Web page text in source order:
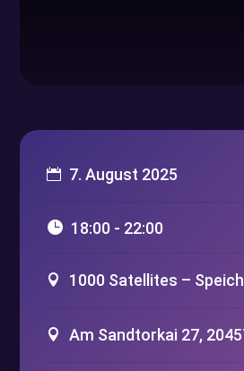
7. August 2025
18:00 - 22:00
1000 Satellites –
Am Sandtorkai 27,